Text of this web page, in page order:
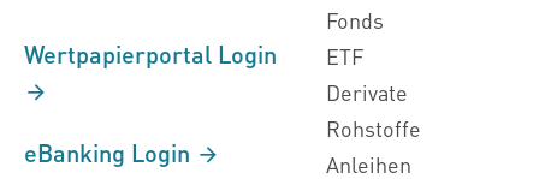
Wertpapierportal Login
eBanking Login
Fonds
ETF
Derivate
Rohstoffe
Anleihen